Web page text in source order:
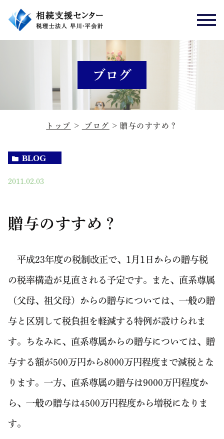
ブログ
トップ ブログ 贈与のすすめ？
BLOG
2011.02.03
贈与のすすめ？
平成23年度の税制改正で、1月1日からの贈与税
の税率構造が見直される予定です。また、直系尊属
（父母、祖父母）からの贈与については、一般の贈
与と区別して税負担を軽減する特例が設けられま
す。ちなみに、直系尊属からの贈与については、贈
与する額が500万円から8000万円程度まで減税とな
ります。一方、直系尊属の贈与は9000万円程度か
ら、一般の贈与は4500万円程度から増税になりま
す。